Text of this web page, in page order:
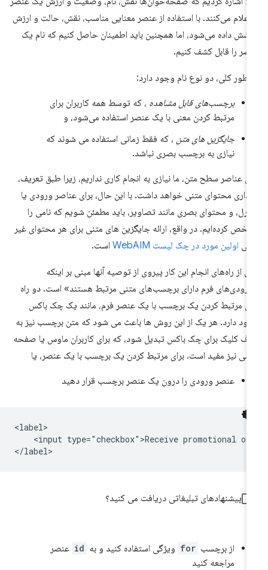
اعلام می‌کنند. با استفاده از عنصر معنایی مناسب، نقش، حالت و ارزش
داده می‌شود، اما همچنین باید اطمینان حاصل کنیم که نام یک
را قابل کشف کنیم.
طور کلی، دو نوع نام وجود دارد:
برچسب‌های قابل مشاهده، که توسط همه کاربران برای
مرتبط کردن معنی با یک عنصر استفاده می‌شود، و
جایگزین های متن ، که فقط زمانی استفاده می شوند که
نیازی به برچسب بصری نباشد.
عناصر سطح متن، ما نیازی به انجام کاری نداریم، زیرا طبق تعریف،
محتوای متنی خواهد داشت. با این حال، برای عناصر ورودی یا
و محتوای بصری مانند تصاویر، باید مطمئن شویم که نامی را
کرده‌ایم. در واقع، ارائه جایگزین های متنی برای هر محتوای غیر
اولین مورد در چک لیست WebAIM است.
از راه‌های انجام این کار پیروی از توصیه آنها مبنی بر اینکه
فرم دارای برچسب‌های متنی مرتبط هستند» است. دو راه
مرتبط کردن یک برچسب با یک عنصر فرم، مانند یک چک باکس
دارد. هر یک از این روش ها باعث می شود که متن برچسب نیز به
کلیک برای چک باکس تبدیل شود، که برای کاربران ماوس یا صفحه
نیز مفید است. برای مرتبط کردن یک برچسب با یک عنصر، یا
عنصر ورودی را درون یک عنصر برچسب قرار دهید
<label>
<input type="checkbox">Receive promotional
</label>
پیشنهادهای تبلیغاتی دریافت می کنید؟
از برچسب for ویژگی استفاده کنید و به id عنصر
مراجعه کنید